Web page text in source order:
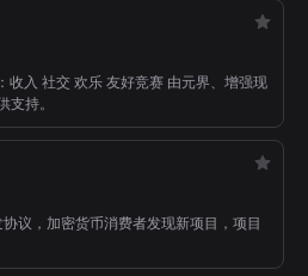
入 社交 欢乐 友好竞赛 由元界、增强现
支持。
议，加密货币消费者发现新项目，项目